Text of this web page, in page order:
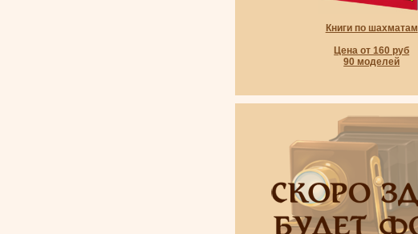
Книги по шахматам
Цена от 160 руб
90 моделей